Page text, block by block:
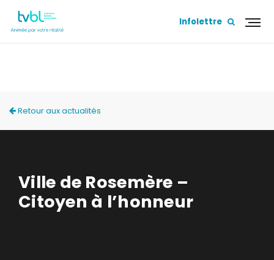
Infolettre
Retour aux actualités
Ville de Rosemère –
Citoyen à l’honneur